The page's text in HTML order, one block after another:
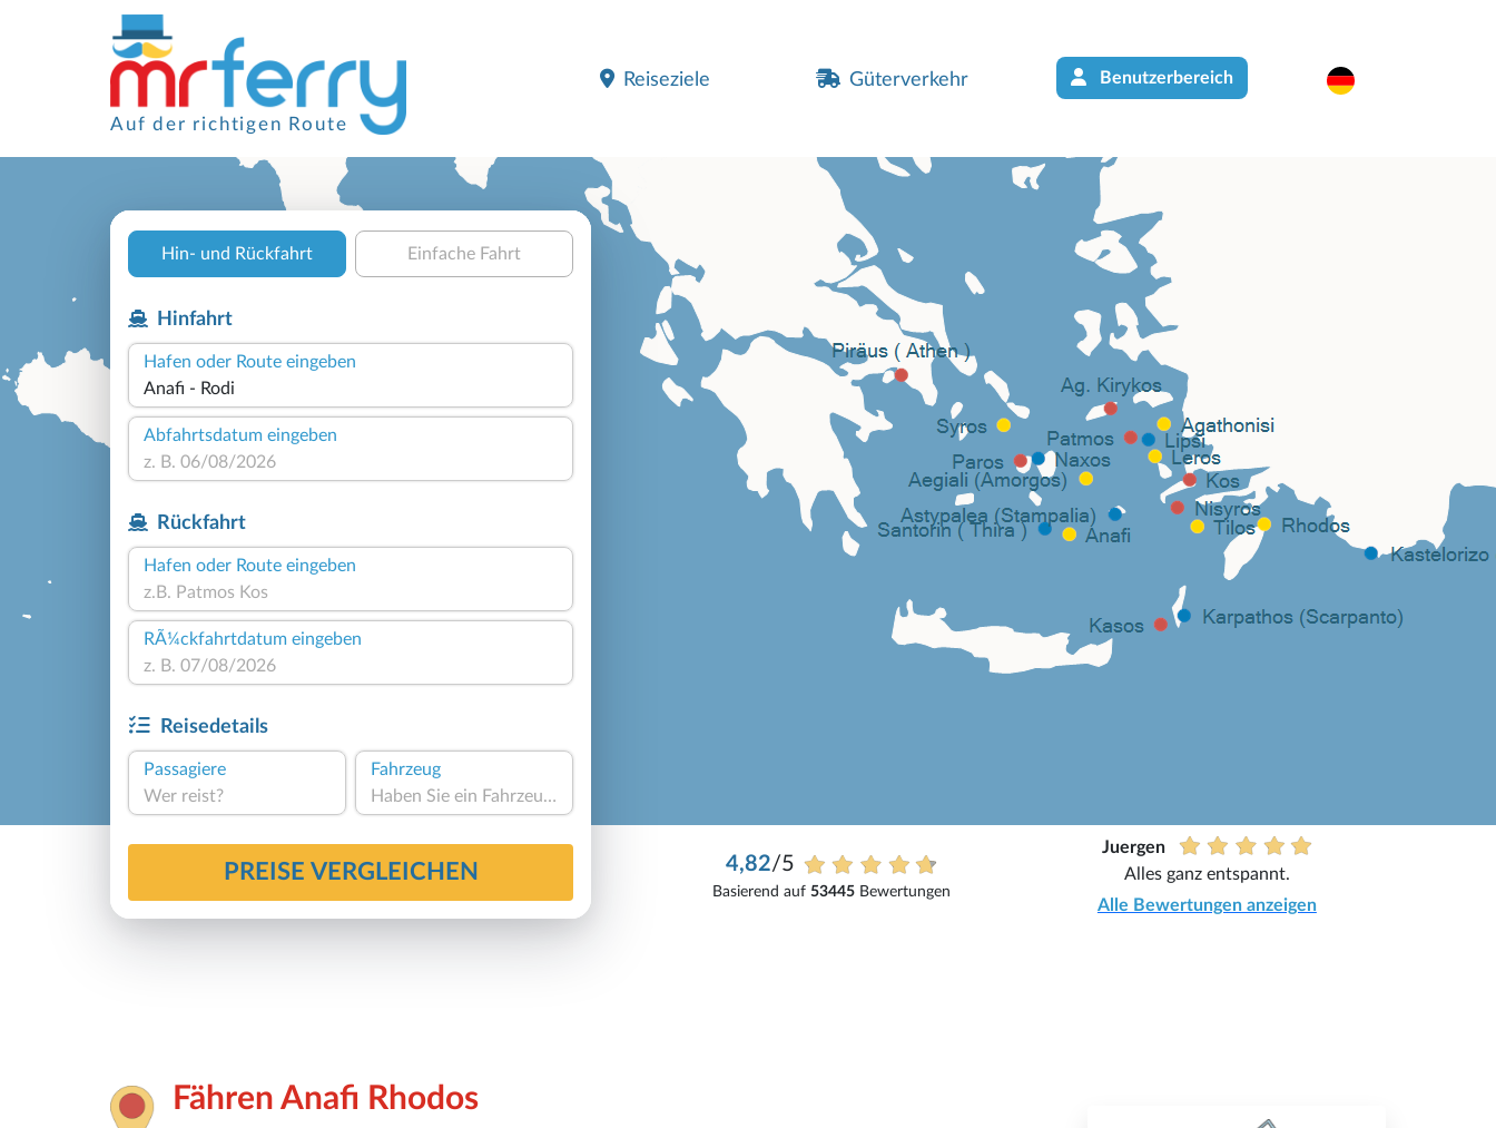
Auf der richtigen Route
Reiseziele Güterverkehr Benutzerbereich
Hin- und Rückfahrt Einfache Fahrt
Hinfahrt
Hafen oder Route eingeben
Abfahrtsdatum eingeben
Rückfahrt
Hafen oder Route eingeben
RÃ¼ckfahrtdatum eingeben
Reisedetails
Passagiere
Wer reist?
Fahrzeug
Haben Sie ein Fahrzeug?
PREISE VERGLEICHEN 4,82/5
Basierend auf53445 Bewertungen
Juergen
Alles ganz entspannt.
Alle Bewertungen anzeigen
Fähren Anafi Rhodos